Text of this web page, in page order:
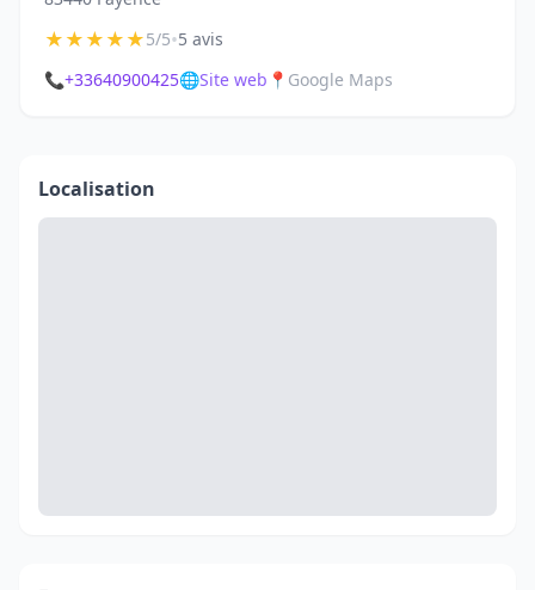
★★★★★5/5•5 avis
📞+33640900425🌐Site web 📍 Google Maps
Localisation